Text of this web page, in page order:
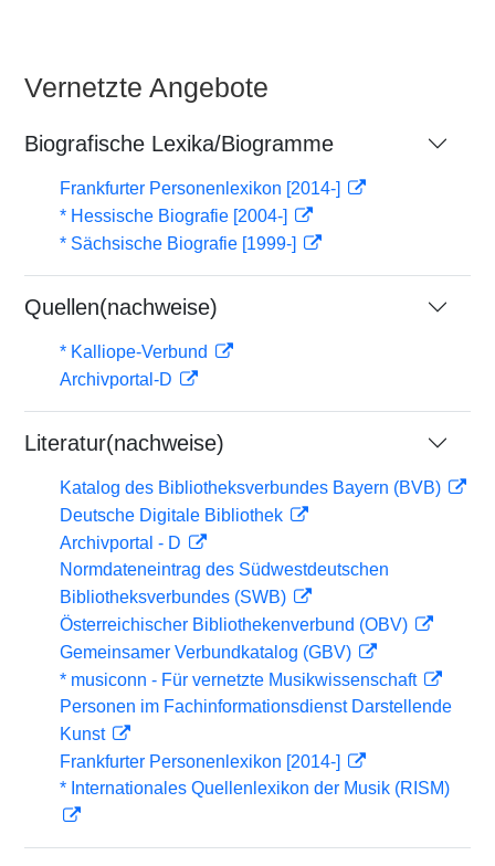
Vernetzte Angebote
Biografische Lexika/Biogramme
Frankfurter Personenlexikon [2014-]
* Hessische Biografie [2004-]
* Sächsische Biografie [1999-]
Quellen(nachweise)
* Kalliope-Verbund
Archivportal-D
Literatur(nachweise)
Katalog des Bibliotheksverbundes Bayern (BVB)
Deutsche Digitale Bibliothek
Archivportal - D
Normdateneintrag des Südwestdeutschen
Bibliotheksverbundes (SWB)
Österreichischer Bibliothekenverbund (OBV)
Gemeinsamer Verbundkatalog (GBV)
* musiconn - Für vernetzte Musikwissenschaft
Personen im Fachinformationsdienst Darstellende
Kunst
Frankfurter Personenlexikon [2014-]
* Internationales Quellenlexikon der Musik (RISM)